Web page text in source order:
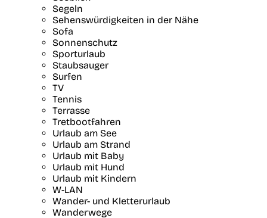
Segeln
Sehenswürdigkeiten in der Nähe
Sofa
Sonnenschutz
Sporturlaub
Staubsauger
Surfen
TV
Tennis
Terrasse
Tretbootfahren
Urlaub am See
Urlaub am Strand
Urlaub mit Baby
Urlaub mit Hund
Urlaub mit Kindern
W-LAN
Wander- und Kletterurlaub
Wanderwege